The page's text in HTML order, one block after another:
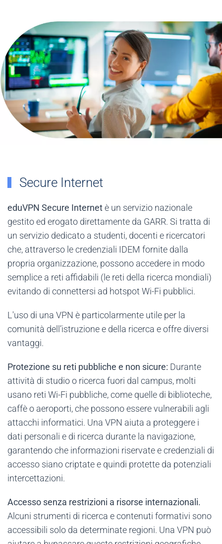
Secure Internet
eduVPN Secure Internetè un servizio nazionale
gestito ed erogato direttamente da GARR. Si tratta di
un servizio dedicato a studenti, docenti e ricercatori
che, attraverso le credenziali IDEM fornite dalla
propria organizzazione, possono accedere in modo
semplice a reti affidabili (le reti della ricerca mondiali)
evitando di connettersi ad hotspot Wi-Fi pubblici.
L'uso di una VPN è particolarmente utile per la
comunità dell’istruzione e della ricerca e offre diversi
vantaggi.
Protezione su reti pubbliche e non sicure: Durante
attività di studio o ricerca fuori dal campus, molti
usano reti Wi-Fi pubbliche, come quelle di biblioteche,
caffè o aeroporti, che possono essere vulnerabili agli
attacchi informatici. Una VPN aiuta a proteggere i
dati personali e di ricerca durante la navigazione,
garantendo che informazioni riservate e credenziali di
accesso siano criptate e quindi protette da potenziali
intercettazioni.
Accesso senza restrizioni a risorse internazionali.
Alcuni strumenti di ricerca e contenuti formativi sono
accessibili solo da determinate regioni. Una VPN può